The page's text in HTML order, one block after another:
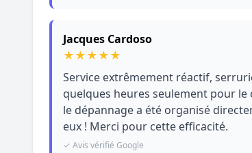
Jacques Cardoso
★★★★★
Service extrêmement réactif,
quelques heures seulement pour
le dépannage a été organisé
eux ! Merci pour cette efficacité.
✓ Avis vérifié Google